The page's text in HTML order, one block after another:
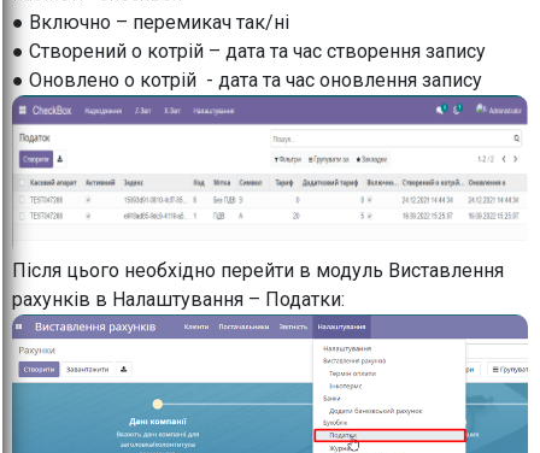
● Включно – перемикач так/ні
● Створений о котрій – дата та час створення запису
● Оновлено о котрій - дата та час оновлення запису
Після цього необхідно перейти в модуль Виставлення
рахунків в Налаштування – Податки: